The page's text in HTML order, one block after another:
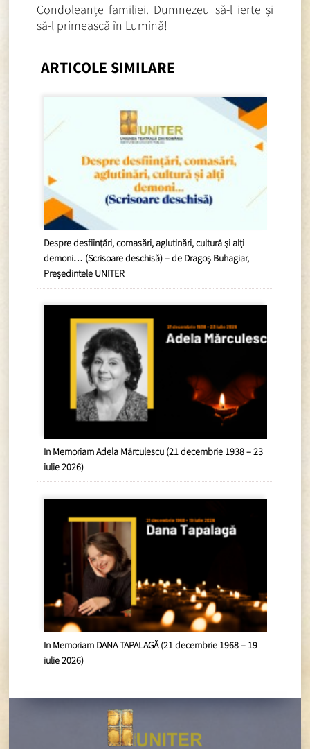
Condoleanțe familiei. Dumnezeu să-l ierte și
să-l primească în Lumină!
ARTICOLE SIMILARE
Despre desființări, comasări, aglutinări, cultură și alți
demoni… (Scrisoare deschisă) – de Dragoș Buhagiar,
Președintele UNITER
In Memoriam Adela Mărculescu (21 decembrie 1938 – 23
iulie 2026)
In Memoriam DANA TAPALAGĂ (21 decembrie 1968 – 19
iulie 2026)